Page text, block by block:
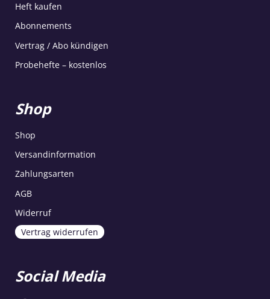
Heft kaufen
Abonnements
Vertrag / Abo kündigen
Probehefte – kostenlos
Shop
Shop
Versandinformation
Zahlungsarten
AGB
Widerruf
Vertrag widerrufen
Social Media